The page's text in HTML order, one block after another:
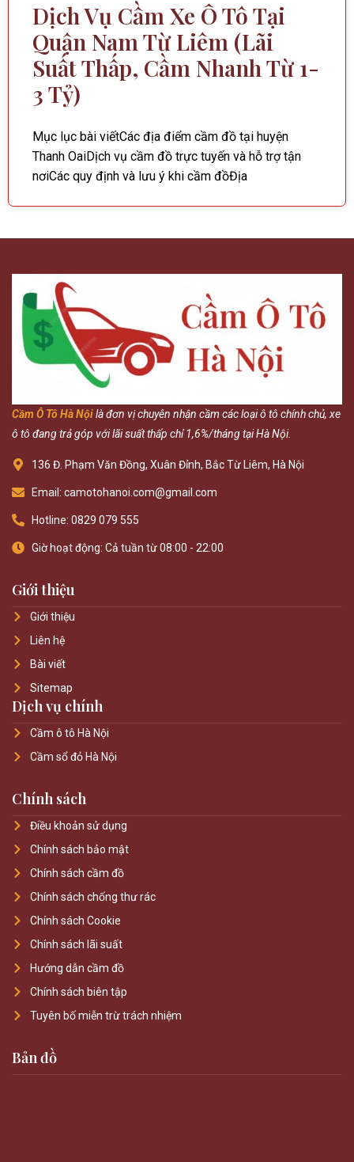
Dịch Vụ Cầm Xe Ô Tô Tại
Quận Nam Từ Liêm (Lãi
Suất Thấp, Cầm Nhanh Từ 1-
3 Tỷ)
Mục lục bài viếtCác địa điểm cầm đồ tại huyện
Thanh OaiDịch vụ cầm đồ trực tuyến và hỗ trợ tận
nơiCác quy định và lưu ý khi cầm đồĐịa
Cầm Ô Tô Hà Nộilà đơn vị chuyên nhận cầm các loại ô tô chính chủ, xe
ô tô đang trả góp với lãi suất thấp chỉ 1,6%/tháng tại Hà Nội.
136 Đ. Phạm Văn Đồng, Xuân Đỉnh, Bắc Từ Liêm, Hà Nội
Email: camotohanoi.com@gmail.com
Hotline: 0829 079 555
Giờ hoạt động: Cả tuần từ 08:00 - 22:00
Giới thiệu
Giới thiệu
Liên hệ
Bài viết
Sitemap
Dịch vụ chính
Cầm ô tô Hà Nội
Cầm sổ đỏ Hà Nội
Chính sách
Điều khoản sử dụng
Chính sách bảo mật
Chính sách cầm đồ
Chính sách chống thư rác
Chính sách Cookie
Chính sách lãi suất
Hướng dẫn cầm đồ
Chính sách biên tập
Tuyên bố miễn trừ trách nhiệm
Bản đồ